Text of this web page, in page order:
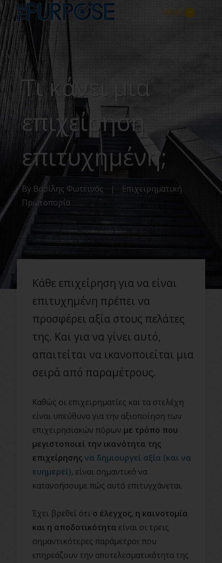
MENU
Τι κάνει μια
επιχείρηση
επιτυχημένη;
By Βασίλης Φωτεινός |
Επιχειρηματική
Πρωτοπορία
Κάθε επιχείρηση για να είναι
επιτυχημένη πρέπει να
προσφέρει αξία στους πελάτες
της. Και για να γίνει αυτό,
απαιτείται να ικανοποιείται μια
σειρά από παραμέτρους.
Καθώς οι επιχειρηματίες και τα στελέχη
είναι υπεύθυνα για την αξιοποίηση των
επιχειρησιακών πόρων με τρόπο που
μεγιστοποιεί την ικανότητα της
επιχείρησης να δημιουργεί αξία (και να
ευημερεί), είναι σημαντικό να
κατανοήσουμε πώς αυτό επιτυγχάνεται.
Έχει βρεθεί ότι ο έλεγχος, η καινοτομία
και η αποδοτικότητα είναι οι τρεις
σημαντικότερες παράμετροι που
επηρεάζουν την αποτελεσματικότητα της